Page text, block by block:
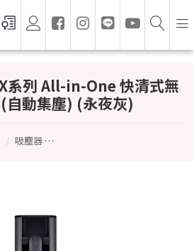
列 All-in-One 快清式無
列 All-in-One 快清式無
自動集塵) (永夜灰)
吸塵器